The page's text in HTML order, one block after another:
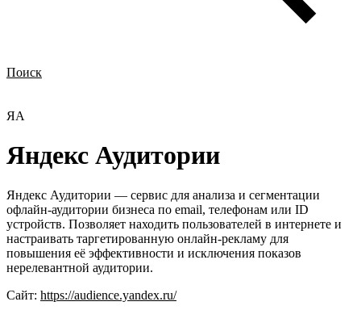
Поиск
ЯА
Яндекс Аудитории
Яндекс Аудитории — сервис для анализа и сегментации
офлайн-аудитории бизнеса по email, телефонам или ID
устройств. Позволяет находить пользователей в интернете и
настраивать таргетированную онлайн-рекламу для
повышения её эффективности и исключения показов
нерелевантной аудитории.
Сайт: https://audience.yandex.ru/